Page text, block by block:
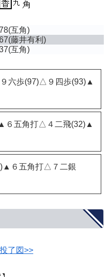
(互角)
(藤井有利)
(互角)
六歩(97)△９四歩(93)▲
６五角打△４二飛(32)▲
６五角打△７二銀
投了図>>